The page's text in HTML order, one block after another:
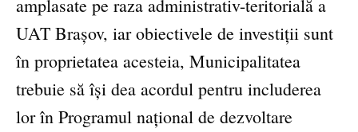
amplasate pe raza administrativ-teritorială a
UAT Brașov, iar obiectivele de investiții sunt
în proprietatea acesteia, Municipalitatea
trebuie să își dea acordul pentru includerea
lor în Programul național de dezvoltare